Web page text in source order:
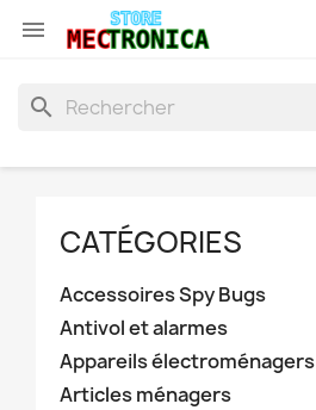

search
CATÉGORIES
Accessoires Spy Bugs
Antivol et alarmes
Appareils électroménagers
Articles ménagers